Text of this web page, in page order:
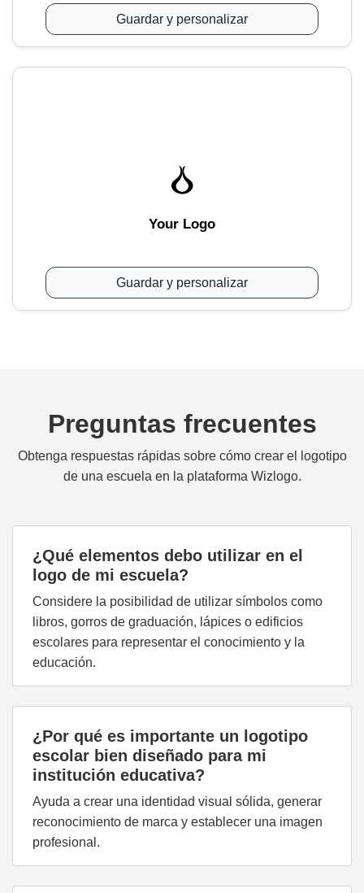
Guardar y personalizar
Your Logo
Guardar y personalizar
Preguntas frecuentes
Obtenga respuestas rápidas sobre cómo crear el logotipo
de una escuela en la plataforma Wizlogo.
¿Qué elementos debo utilizar en el
logo de mi escuela?
Considere la posibilidad de utilizar símbolos como
libros, gorros de graduación, lápices o edificios
escolares para representar el conocimiento y la
educación.
¿Por qué es importante un logotipo
escolar bien diseñado para mi
institución educativa?
Ayuda a crear una identidad visual sólida, generar
reconocimiento de marca y establecer una imagen
profesional.